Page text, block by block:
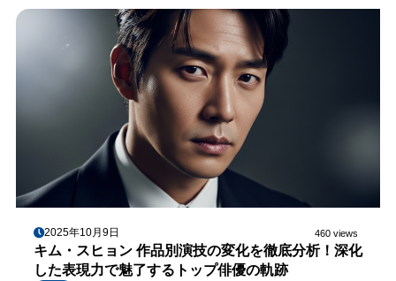
2025年10月9日 460 views
キム・スヒョン 作品別演技の変化を徹底分析！深化
した表現力で魅了するトップ俳優の軌跡